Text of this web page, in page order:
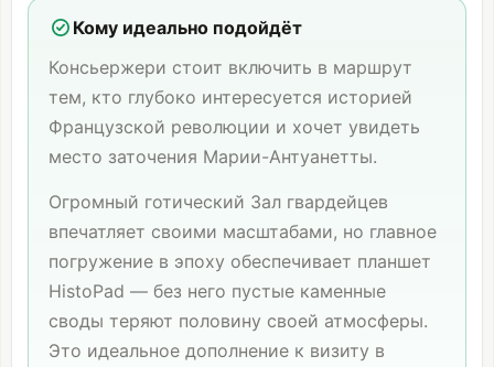
Кому идеально подойдёт
Консьержери стоит включить в маршрут
тем, кто глубоко интересуется историей
Французской революции и хочет увидеть
место заточения Марии-Антуанетты.
Огромный готический Зал гвардейцев
впечатляет своими масштабами, но главное
погружение в эпоху обеспечивает планшет
HistoPad — без него пустые каменные
своды теряют половину своей атмосферы.
Это идеальное дополнение к визиту в